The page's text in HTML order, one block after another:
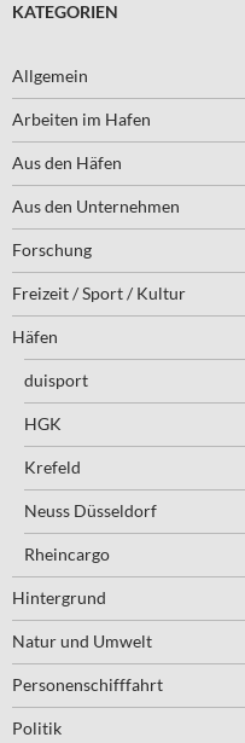
KATEGORIEN
Allgemein
Arbeiten im Hafen
Aus den Häfen
Aus den Unternehmen
Forschung
Freizeit / Sport / Kultur
Häfen
duisport
HGK
Krefeld
Neuss Düsseldorf
Rheincargo
Hintergrund
Natur und Umwelt
Personenschifffahrt
Politik